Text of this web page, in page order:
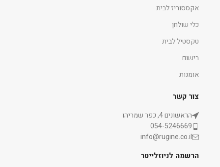
אקססוריז לבית
כלי שולחן
טקסטיל לבית
בישום
אומנות
צור קשר
הראשונים 4, כפר שמריהו
054-5246669
info@rugine.co.il
הרשמה לניוזלייטר